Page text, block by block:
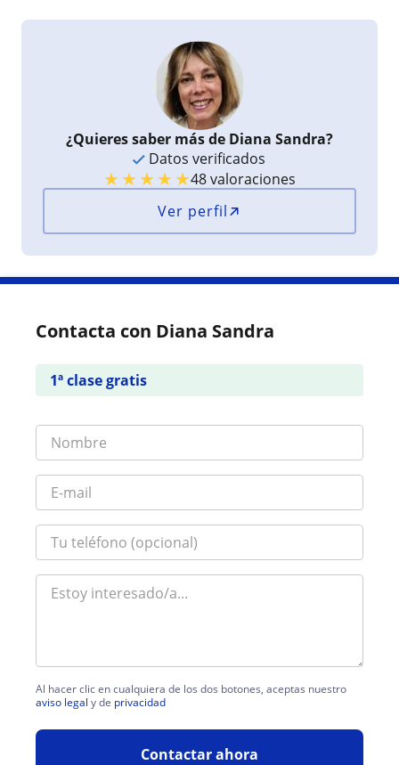
¿Quieres saber más de Diana Sandra?
Datos verificados
★★★★★48 valoraciones
Ver perfil
Contacta con Diana Sandra
1ª clase gratis
Al hacer clic en cualquiera de los dos botones, aceptas nuestro
aviso legal y de privacidad
Contactar ahora